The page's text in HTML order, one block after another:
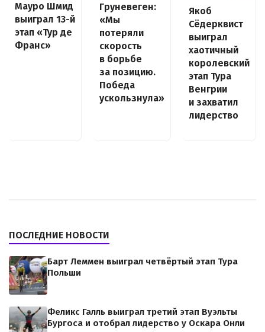
Мауро Шмид
выиграл 13-й
этап «Тур де
Франс»
Груневеген:
«Мы
потеряли
скорость
в борьбе
за позицию.
Победа
ускользнула»
Якоб
Сёдерквист
выиграл
хаотичный
королевский
этап Тура
Венгрии
и захватил
лидерство
ПОСЛЕДНИЕ НОВОСТИ
Барт Леммен выиграл четвёртый этап Тура
Польши
Феликс Галль выиграл третий этап Вуэльты
Бургоса и отобрал лидерство у Оскара Онли